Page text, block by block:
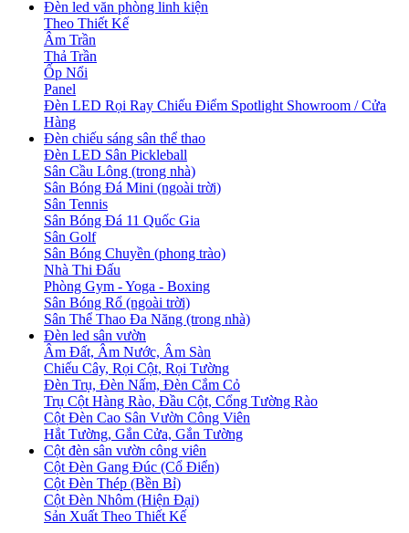
Đèn led văn phòng linh kiện
Theo Thiết Kế
Âm Trần
Thả Trần
Ốp Nổi
Panel
Đèn LED Rọi Ray Chiếu Điểm Spotlight Showroom / Cửa
Hàng
Đèn chiếu sáng sân thể thao
Đèn LED Sân Pickleball
Sân Cầu Lông (trong nhà)
Sân Bóng Đá Mini (ngoài trời)
Sân Tennis
Sân Bóng Đá 11 Quốc Gia
Sân Golf
Sân Bóng Chuyền (phong trào)
Nhà Thi Đấu
Phòng Gym - Yoga - Boxing
Sân Bóng Rổ (ngoài trời)
Sân Thể Thao Đa Năng (trong nhà)
Đèn led sân vườn
Âm Đất, Âm Nước, Âm Sàn
Chiếu Cây, Rọi Cột, Rọi Tường
Đèn Trụ, Đèn Nấm, Đèn Cắm Cỏ
Trụ Cột Hàng Rào, Đầu Cột, Cổng Tường Rào
Cột Đèn Cao Sân Vườn Công Viên
Hắt Tường, Gắn Cửa, Gắn Tường
Cột đèn sân vườn công viên
Cột Đèn Gang Đúc (Cổ Điển)
Cột Đèn Thép (Bền Bỉ)
Cột Đèn Nhôm (Hiện Đại)
Sản Xuất Theo Thiết Kế